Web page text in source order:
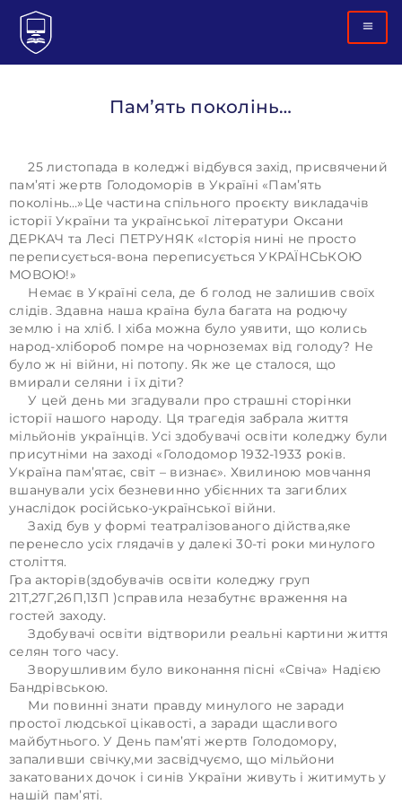
Памʼять поколінь…
25 листопада в коледжі відбувся захід, присвячений
пам’яті жертв Голодоморів в Україні «Памʼять
поколінь…»Це частина спільного проєкту викладачів
історії України та української літератури Оксани
ДЕРКАЧ та Лесі ПЕТРУНЯК «Історія нині не просто
переписується-вона переписується УКРАЇНСЬКОЮ
МОВОЮ!»
Немає в Україні села, де б голод не залишив своїх
слідів. Здавна наша країна була багата на родючу
землю і на хліб. І хіба можна було уявити, що колись
народ-хлібороб помре на чорноземах від голоду? Не
було ж ні війни, ні потопу. Як же це сталося, що
вмирали селяни і їх діти?
У цей день ми згадували про страшні сторінки
історії нашого народу. Ця трагедія забрала життя
мільйонів українців. Усі здобувачі освіти коледжу були
присутніми на заході «Голодомор 1932-1933 років.
Україна пам’ятає, світ – визнає». Хвилиною мовчання
вшанували усіх безневинно убієнних та загиблих
унаслідок російсько-української війни.
Захід був у формі театралізованого дійства,яке
перенесло усіх глядачів у далекі 30-ті роки минулого
століття.
Гра акторів(здобувачів освіти коледжу груп
21Т,27Г,26П,13П )справила незабутнє враження на
гостей заходу.
Здобувачі освіти відтворили реальні картини життя
селян того часу.
Зворушливим було виконання пісні «Свіча» Надією
Бандрівською.
Ми повинні знати правду минулого не заради
простої людської цікавості, а заради щасливого
майбутнього. У День пам’яті жертв Голодомору,
запаливши свічку,ми засвідчуємо, що мільйони
закатованих дочок і синів України живуть і житимуть у
нашій пам’яті.